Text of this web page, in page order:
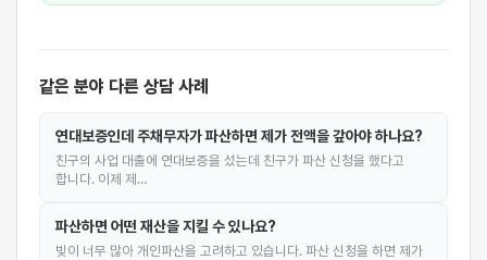
같은 분야 다른 상담 사례
연대보증인데 주채무자가 파산하면 제가 전액을 갚아야 하나요?
친구의 사업 대출에 연대보증을 섰는데 친구가 파산 신청을 했다고
합니다. 이제 제…
파산하면 어떤 재산을 지킬 수 있나요?
빚이 너무 많아 개인파산을 고려하고 있습니다. 파산 신청을 하면 제가